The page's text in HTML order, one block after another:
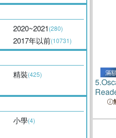
2020~2021(280)
2017年以前(10731)
精裝(425)
小學(4)
滿
5.